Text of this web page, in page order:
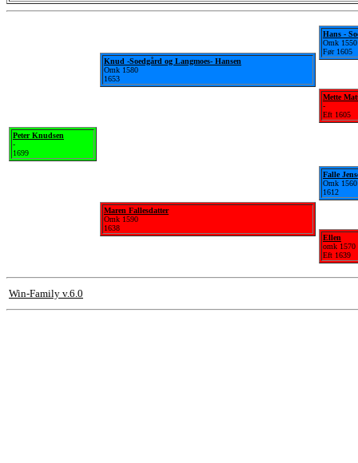
Peter Knudsen
-
1699
Knud -Soedgård og Langmoes- Hansen
Omk 1580
1653
Maren Fallesdatter
Omk 1590
1638
Hans -
Omk 1550
Før 1605
Mette
-
Eft 1605
Falle
Omk 1560
1612
Ellen
omk 1570
Eft 1639
Win-Family v.6.0